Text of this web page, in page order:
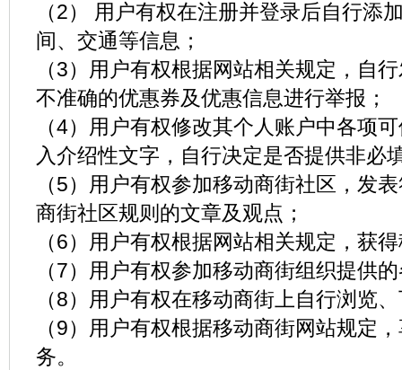
（2） 用户有权在注册并登录后自行添
间、交通等信息；
（3）用户有权根据网站相关规定，自
不准确的优惠券及优惠信息进行举报；
（4）用户有权修改其个人账户中各项
入介绍性文字，自行决定是否提供非必
（5）用户有权参加移动商街社区，发
商街社区规则的文章及观点；
（6）用户有权根据网站相关规定，获
（7）用户有权参加移动商街组织提供
（8）用户有权在移动商街上自行浏览
（9）用户有权根据移动商街网站规定
务。